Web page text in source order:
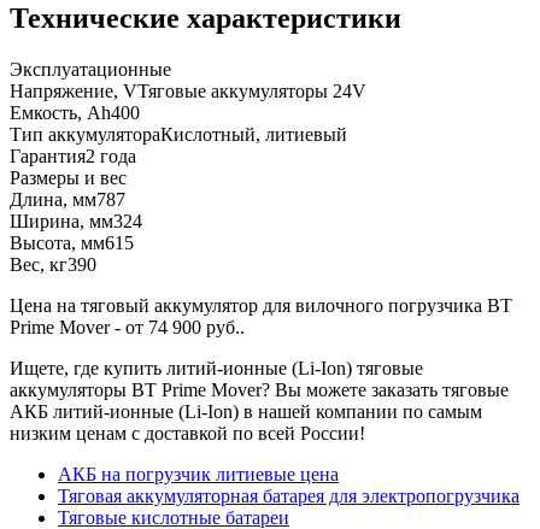
Технические характеристики
Эксплуатационные
Напряжение, VТяговые аккумуляторы 24V
Емкость, Ah400
Тип аккумулятораКислотный, литиевый
Гарантия2 года
Размеры и вес
Длина, мм787
Ширина, мм324
Высота, мм615
Вес, кг390
Цена на тяговый аккумулятор для вилочного погрузчика BT
Prime Mover - от 74 900 руб..
Ищете, где купить литий-ионные (Li-Ion) тяговые
аккумуляторы BT Prime Mover? Вы можете заказать тяговые
АКБ литий-ионные (Li-Ion) в нашей компании по самым
низким ценам с доставкой по всей России!
АКБ на погрузчик литиевые цена
Тяговая аккумуляторная батарея для электропогрузчика
Тяговые кислотные батареи